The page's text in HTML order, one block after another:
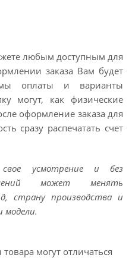
любым доступным для
заказа Вам будет
оплаты и варианты
могут, как физические
оформление заказа для
сразу распечатать счет
свое усмотрение и без
может менять
страну производства и
модели.
могут отличаться